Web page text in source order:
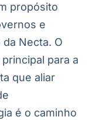
propósito
e
Necta. O
para a
que aliar
é o caminho